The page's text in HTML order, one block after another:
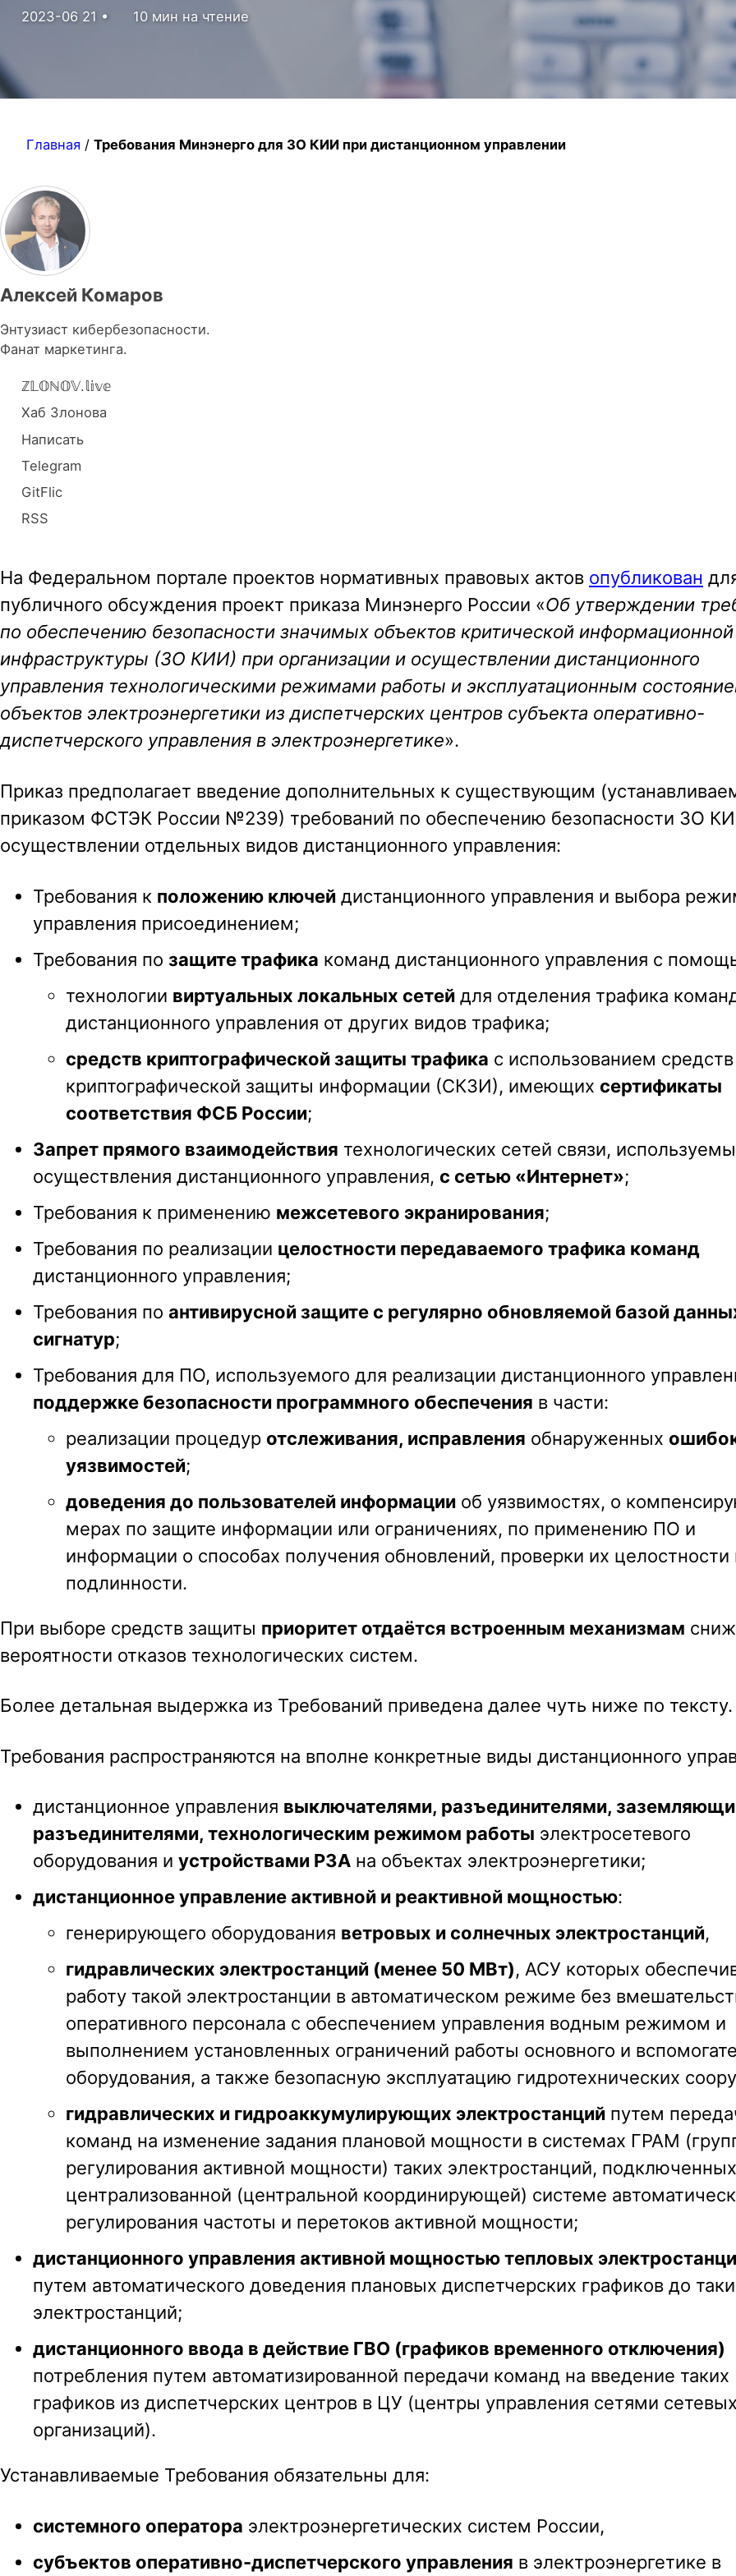
i
g
o
n
2023-06 21 10 мин на чтение
Главная / Требования Минэнерго для ЗО КИИ при дистанционном управлении
Алексей Комаров
Энтузиаст кибербезопасности.
Фанат маркетинга.
ℤ𝕃𝕆ℕ𝕆𝕍.𝕝𝕚𝕧𝕖
Хаб Злонова
Написать
Telegram
GitFlic
RSS
На Федеральном портале проектов нормативных правовых актов опубликован
публичного обсуждения проект приказа Минэнерго России «Об утверждении
по обеспечению безопасности значимых объектов критической информационной
инфраструктуры (ЗО КИИ) при организации и осуществлении дистанционного
управления технологическими режимами работы и эксплуатационным
объектов электроэнергетики из диспетчерских центров субъекта оперативно-
диспетчерского управления в электроэнергетике».
Приказ предполагает введение дополнительных к существующим
приказом ФСТЭК России №239) требований по обеспечению безопасности ЗО
осуществлении отдельных видов дистанционного управления:
Требования к положению ключей дистанционного управления и выбора
управления присоединением;
Требования по защите трафика команд дистанционного управления с
технологии виртуальных локальных сетей для отделения трафика
дистанционного управления от других видов трафика;
средств криптографической защиты трафика с использованием средств
криптографической защиты информации (СКЗИ), имеющих сертификаты
соответствия ФСБ России;
Запрет прямого взаимодействия технологических сетей связи,
осуществления дистанционного управления, с сетью «Интернет»;
Требования к применению межсетевого экранирования;
Требования по реализации целостности передаваемого трафика команд
дистанционного управления;
Требования по антивирусной защите с регулярно обновляемой базой
сигнатур;
Требования для ПО, используемого для реализации дистанционного
поддержке безопасности программного обеспечения в части:
реализации процедур отслеживания, исправления обнаруженных
уязвимостей;
доведения до пользователей информации об уязвимостях, о
мерах по защите информации или ограничениях, по применению ПО и
информации о способах получения обновлений, проверки их целостности
подлинности.
При выборе средств защиты приоритет отдаётся встроенным механизмам
вероятности отказов технологических систем.
Более детальная выдержка из Требований приведена далее чуть ниже по тексту.
Требования распространяются на вполне конкретные виды дистанционного
дистанционное управления выключателями, разъединителями,
разъединителями, технологическим режимом работы электросетевого
оборудования и устройствами РЗА на объектах электроэнергетики;
дистанционное управление активной и реактивной мощностью:
генерирующего оборудования ветровых и солнечных электростанций,
гидравлических электростанций (менее 50 МВт), АСУ которых
работу такой электростанции в автоматическом режиме без
оперативного персонала с обеспечением управления водным режимом и
выполнением установленных ограничений работы основного и
оборудования, а также безопасную эксплуатацию гидротехнических
гидравлических и гидроаккумулирующих электростанций путем
команд на изменение задания плановой мощности в системах ГРАМ
регулирования активной мощности) таких электростанций,
централизованной (центральной координирующей) системе
регулирования частоты и перетоков активной мощности;
дистанционного управления активной мощностью тепловых
путем автоматического доведения плановых диспетчерских графиков до
электростанций;
дистанционного ввода в действие ГВО (графиков временного отключения)
потребления путем автоматизированной передачи команд на введение таких
графиков из диспетчерских центров в ЦУ (центры управления сетями сетевых
организаций).
Устанавливаемые Требования обязательны для:
системного оператора электроэнергетических систем России,
субъектов оперативно-диспетчерского управления в электроэнергетике в